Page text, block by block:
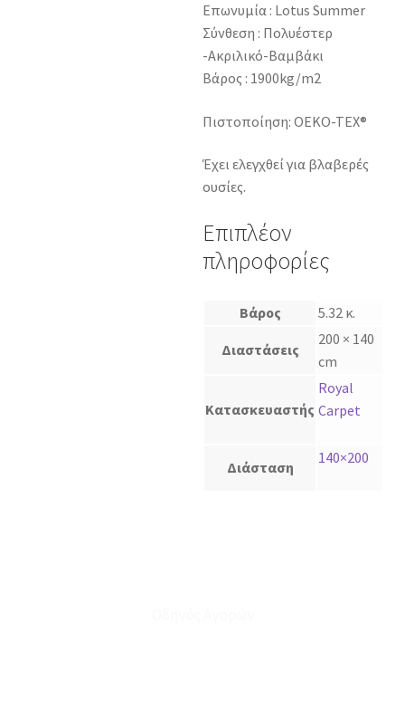
Επωνυμία : Lotus Summer
Σύνθεση : Πολυέστερ
-Ακριλικό-Βαμβάκι
Βάρος : 1900kg/m2
Πιστοποίηση: OEKO-TEX®
Έχει ελεγχθεί για βλαβερές
ουσίες.
Επιπλέον
πληροφορίες
Βάρος 5.32 κ.
Διαστάσεις
200 × 140
cm
Κατασκευαστής
Royal
Carpet
Διάσταση
140×200